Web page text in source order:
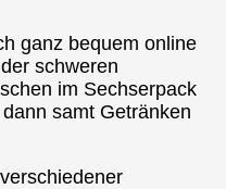
ganz bequem online
schweren
im Sechserpack
samt Getränken